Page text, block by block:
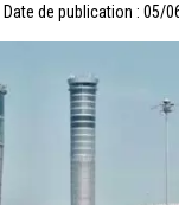
Date de publication : 05/